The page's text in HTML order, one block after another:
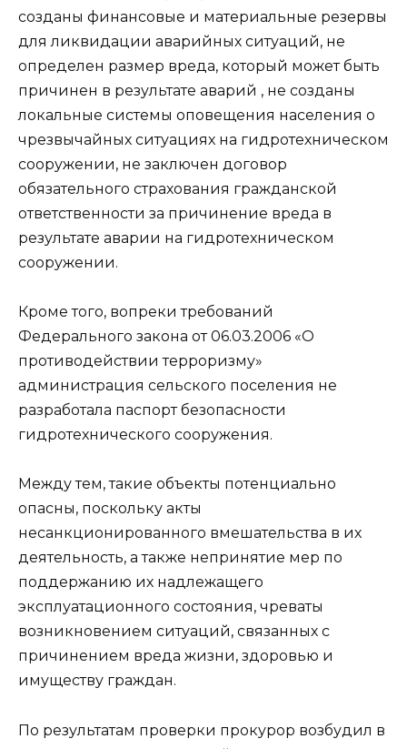
созданы финансовые и материальные резервы
для ликвидации аварийных ситуаций, не
определен размер вреда, который может быть
причинен в результате аварий , не созданы
локальные системы оповещения населения о
чрезвычайных ситуациях на гидротехническом
сооружении, не заключен договор
обязательного страхования гражданской
ответственности за причинение вреда в
результате аварии на гидротехническом
сооружении.
Кроме того, вопреки требований
Федерального закона от 06.03.2006 «О
противодействии терроризму»
администрация сельского поселения не
разработала паспорт безопасности
гидротехнического сооружения.
Между тем, такие объекты потенциально
опасны, поскольку акты
несанкционированного вмешательства в их
деятельность, а также непринятие мер по
поддержанию их надлежащего
эксплуатационного состояния, чреваты
возникновением ситуаций, связанных с
причинением вреда жизни, здоровью и
имуществу граждан.
По результатам проверки прокурор возбудил в